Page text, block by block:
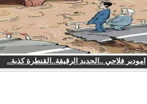
امودير فلاحي ..الحديد الرقيقة..القنطرة كذبة..